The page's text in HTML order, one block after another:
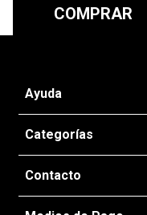
COMPRAR
Ayuda
Preguntas frecuentes
T&C - Políticas de
Politicas de
Categorías
Zapatillas
Ropa
Contacto
+56 22 637 5016